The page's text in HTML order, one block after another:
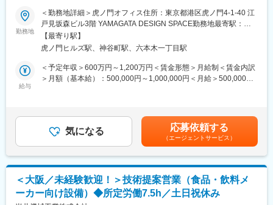
等を通じて経験を積んでいただき、コンサルティング営業として
マルチに活躍できる人材に育っていただきます。
■当社の強み：
スタートし世界25か国とのネットワークがあります。また、シン
ガポール、ベトナム、ドバイ、台湾、香港にも拠点があり、世界
変更の範囲：会社の定める業務
・農業スタートアップ企業で新しい技術を提案し、農業者の利益
最大化を目指すポジションです。
・有機米や環境負荷を低減したお米の販売を通じて、日本の農業
を世界に繋げるプロジェクトに参加できます。
・全国の農業者と直接関わり、物流体制の構築や新しい農業技術
の提案を行います。
好奇心があり、新しい栽培技術に対して学ぶことができる方
タ）」の提供を2025年開始しており、こちらのプロジェクトに参
画いただきます。
今回募集するポジションが扱うのは、世界最先端の技術を使っ
勤務地
＜勤務地詳細＞虎ノ門オフィス住所：東京都港区虎ノ門4-1-40 江
戸見坂森ビル3階 YAMAGATA DESIGN SPACE勤務地最寄駅：東
京メトロ 日比谷線線／虎ノ門ヒルズ駅受動喫煙対策：屋内全面禁
煙変更の範囲：会社の定める事業所
【最寄り駅】
虎ノ門ヒルズ駅、神谷町駅、六本木一丁目駅
給与
＜予定年収＞600万円～1,200万円＜賃金形態＞月給制＜賃金内訳
＞月額（基本給）：500,000円～1,000,000円＜月給＞500,000円
性があります。月給(月額)は固定手当を含めた表記です。
気になる 応募依頼する
（エージェントサービス）
＜大阪／未経験歓迎！＞技術提案営業（食品・飲料メ
ーカー向け設備）◆所定労働7.5h／土日祝休み